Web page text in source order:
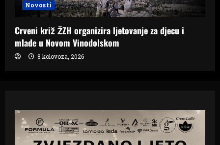
Novosti
Crveni križ ŽZH organizira ljetovanje za djecu i
mlade u Novom Vinodolskom
8 kolovoza, 2026